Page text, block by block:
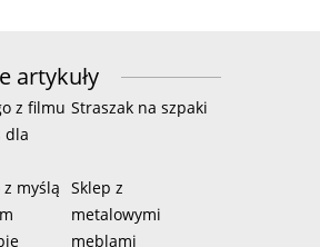
artykuły
z filmu
dla
Straszak na szpaki
z myślą Sklep z
metalowymi
meblami